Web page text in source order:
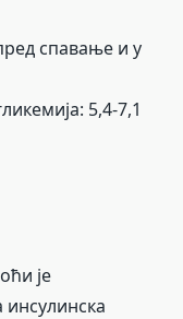
спавање и у
5,4-7,1
је